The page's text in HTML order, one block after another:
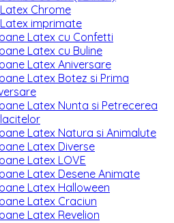
Chrome
imprimate
Latex cu Confetti
Latex cu Buline
Latex Aniversare
Latex Botez si Prima
Latex Nunta si Petrecerea
Latex Natura si Animalute
Latex Diverse
Latex LOVE
Latex Desene Animate
Latex Halloween
Latex Craciun
Latex Revelion